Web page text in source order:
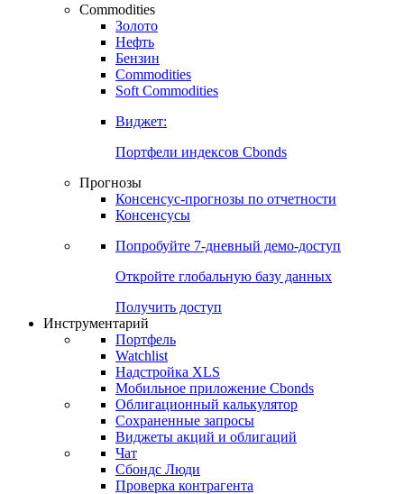
Commodities
Золото
Нефть
Бензин
Commodities
Soft Commodities
Виджет:
Портфели индексов Cbonds
Прогнозы
Консенсус-прогнозы по отчетности
Консенсусы
Попробуйте 7-дневный демо-доступ
Откройте глобальную базу данных
Получить доступ
Инструментарий
Портфель
Watchlist
Надстройка XLS
Мобильное приложение Cbonds
Облигационный калькулятор
Сохраненные запросы
Виджеты акций и облигаций
Чат
Сбондс Люди
Проверка контрагента